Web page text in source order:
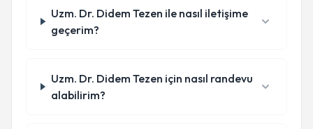
Uzm. Dr. Didem Tezen ile nasıl iletişime
geçerim?
Uzm. Dr. Didem Tezen için nasıl randevu
alabilirim?